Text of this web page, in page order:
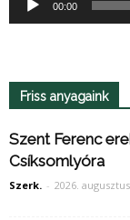
00:00
Friss anyagaink
Szent Ferenc
Csíksomlyóra
Szerk. - 2026.